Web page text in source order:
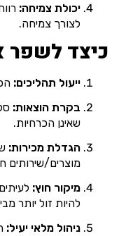
יכולת צמיחה:
לצורך צמיחה.
כיצד לשפר
ייעול תהליכים:
בקרת הוצאות:
שאינן הכרחיות.
הגדלת מכירות:
מוצרים/שירותים
מיקור חוץ:
להיות זול יותר
ניהול מלאי יעיל: